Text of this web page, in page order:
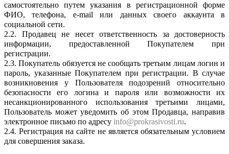
самостоятельно путем указания в регистрационной форме
ФИО, телефона, e-mail или данных своего аккаунта в
социальной сети.
2.2. Продавец не несет ответственность за достоверность
информации, предоставленной Покупателем при
регистрации.
2.3. Покупатель обязуется не сообщать третьим лицам логин и
пароль, указанные Покупателем при регистрации. В случае
возникновения у Пользователя подозрений относительно
безопасности его логина и пароля или возможности их
несанкционированного использования третьими лицами,
Пользователь может уведомить об этом Продавца, направив
электронное письмо по адресу info@prokrasivosti.ru.
2.4. Регистрация на сайте не является обязательным условием
для совершения заказа.